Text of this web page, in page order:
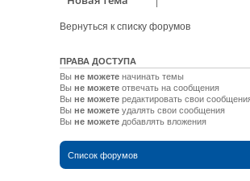
Вернуться к списку форумов
ПРАВА ДОСТУПА
Вы не можетеначинать темы
Вы не можетеотвечать на сообщения
Вы не можетередактировать свои
Вы не можетеудалять свои сообщения
Вы не можетедобавлять вложения
Список форумов